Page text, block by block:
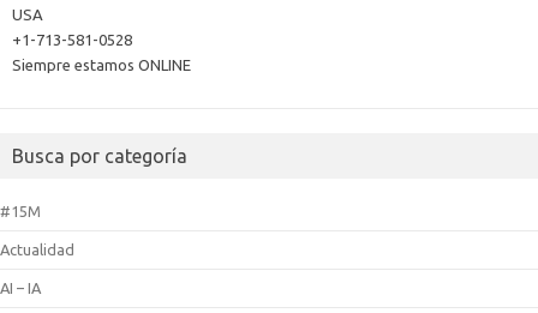
USA
+1-713-581-0528
Siempre estamos ONLINE
Busca por categoría
#15M
Actualidad
AI – IA